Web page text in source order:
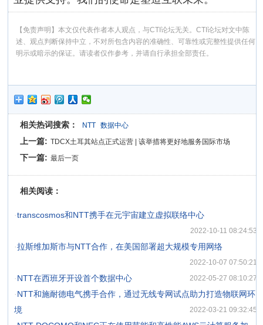
【免责声明】本文仅代表作者本人观点，与CTI论坛无关。CTI论坛对文中陈
述、观点判断保持中立，不对所包含内容的准确性、可靠性或完整性提供任何
明示或暗示的保证。请读者仅作参考，并请自行承担全部责任。
相关热词搜索： NTT 数据中心
上一篇: TDCX土耳其站点正式运营 | 该举措将更好地服务国际市场
下一篇: 最后一页
相关阅读：
·transcosmos和NTT携手在元宇宙建立虚拟联络中心
2022-10-11 08:24:53
·拉斯维加斯市与NTT合作，在美国部署超大规模专用网络
2022-10-07 07:50:21
·NTT在西班牙开设首个数据中心 2022-05-27 08:10:27
·NTT和施耐德电气携手合作，通过无线专网试点助力打造物联网环
境
2022-03-21 09:32:45